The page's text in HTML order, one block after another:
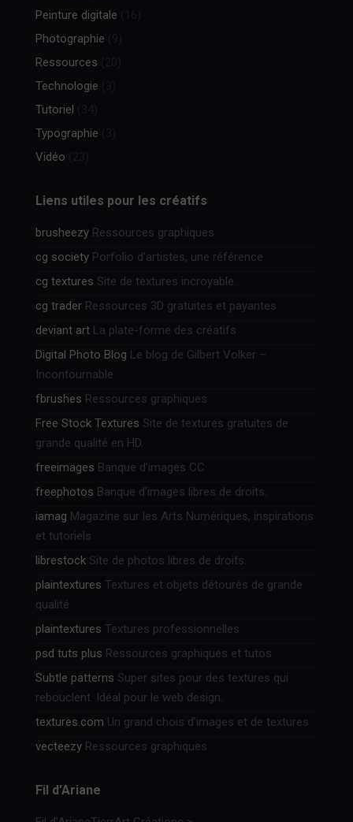
Peinture digitale
Photographie
Ressources
Technologie
Tutoriel
Typographie
Vidéo
Liens utiles pour les créatifs
brusheezy Ressources graphiques
cg society Porfolio d’artistes, une référence
cg textures Site de textures incroyable.
cg trader Ressources 3D gratuites et payantes
deviant art La plate-forme des créatifs
Digital Photo Blog Le blog de Gilbert Volker –
Incontournable
fbrushes Ressources graphiques
Free Stock Textures Site de textures gratuites de
grande qualité en HD.
freeimages Banque d’images CC
freephotos Banque d’images libres de droits.
iamag Magazine sur les Arts Numériques, inspirations
et tutoriels
librestock Site de photos libres de droits.
plaintextures Textures et objets détourés de grande
qualité
plaintextures Textures professionnelles
psd tuts plus Ressources graphiques et tutos
Subtle patterns Super sites pour des textures qui
rebouclent. Idéal pour le web design.
textures.com Un grand chois d’images et de textures
vecteezy Ressources graphiques
Fil d’Ariane